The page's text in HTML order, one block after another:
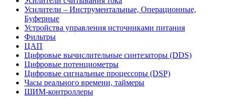
Усилители – Инструментальные, Операционные,
Буферные
Устройства управления источниками питания
Фильтры
ЦАП
Цифровые вычислительные синтезаторы (DDS)
Цифровые потенциометры
Цифровые сигнальные процессоры (DSP)
Часы реального времени, таймеры
ШИМ-контроллеры